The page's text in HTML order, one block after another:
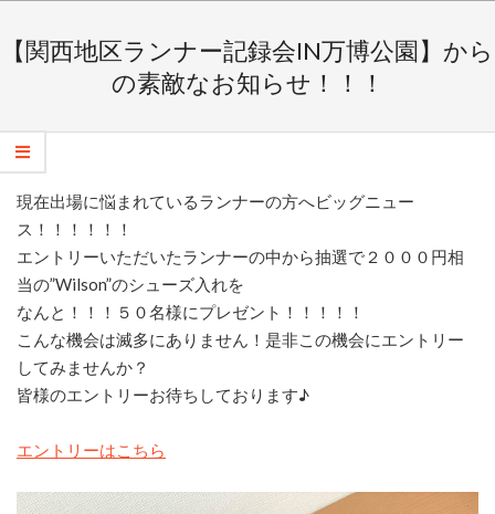
content
Navigation
Menu
【関西地区ランナー記録会IN万博公園】から
の素敵なお知らせ！！！
現在出場に悩まれているランナーの方へビッグニュー
ス！！！！！！
エントリーいただいたランナーの中から抽選で２０００円相
当の”Wilson”のシューズ入れを
なんと！！！５０名様にプレゼント！！！！！
こんな機会は滅多にありません！是非この機会にエントリー
してみませんか？
皆様のエントリーお待ちしております♪
エントリーはこちら